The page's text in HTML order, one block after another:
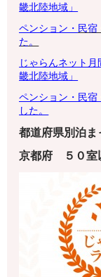
畿北陸地域 」
ペンション・ 民宿
た。
じゃらんネット
畿北陸地域」
ペンション・ 民宿
した。
都道府県別泊ま
京都府
５０室